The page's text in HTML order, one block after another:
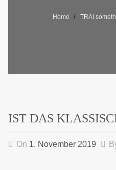
Home TRAI
IST DAS
On 1. November 2019